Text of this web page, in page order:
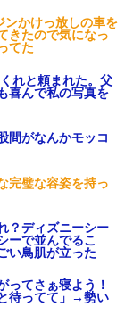
ンかけっ放しの車を
きたので気になっ
てた
れと頼まれた。父
喜んで私の写真を
間がなんかモッコ
完璧な容姿を持っ
？ディズニーシー
ーで並んでるこ
い鳥肌が立った
ってさぁ寝よう！
待ってて」→勢い